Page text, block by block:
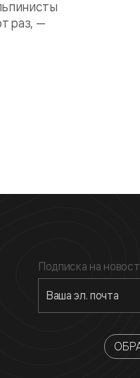
раз, —
Подписка на